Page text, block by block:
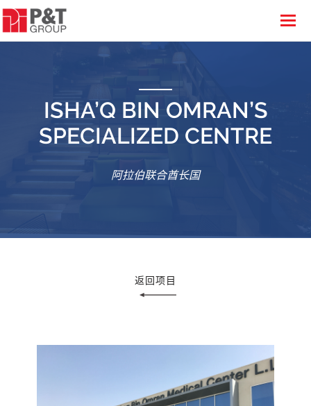
ISHA’Q BIN OMRAN’S
SPECIALIZED CENTRE
阿拉伯联合酋长国
返回项目